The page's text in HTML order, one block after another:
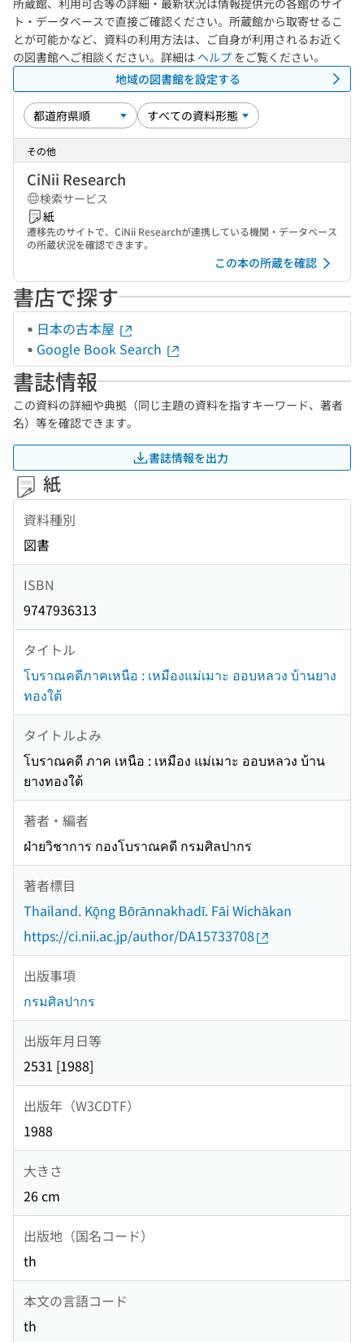
所蔵館、利用可否等の詳細・最新状況は情報提供元の各館のサイ
ト・データベースで直接ご確認ください。所蔵館から取寄せるこ
とが可能かなど、資料の利用方法は、ご自身が利用されるお近く
の図書館へご相談ください。詳細は ヘルプ をご覧ください。
地域の図書館を設定する
その他
CiNii Research
検索サービス
紙
遷移先のサイトで、CiNii Researchが連携している機関・データベース
の所蔵状況を確認できます。
この本の所蔵を確認
書店で探す
日本の古本屋
Google Book Search
書誌情報
この資料の詳細や典拠（同じ主題の資料を指すキーワード、著者
名）等を確認できます。
書誌情報を出力
紙
資料種別
図書
ISBN
9747936313
タイトル
โบราณคดีภาคเหนือ : เหมืองแม่เมาะ ออบหลวง บ้านยาง
ทองใต้
タイトルよみ
โบราณคดี ภาค เหนือ : เหมือง แม่เมาะ ออบหลวง บ้าน
ยางทองใต้
著者・編者
ฝ่ายวิชาการ กองโบราณคดี กรมศิลปากร
著者標目
Thailand. Kǭng Bōrānnakhadī. Fāi Wichākan
https://ci.nii.ac.jp/author/DA15733708
出版事項
กรมศิลปากร
出版年月日等
2531 [1988]
出版年（W3CDTF）
1988
大きさ
26 cm
出版地（国名コード）
th
本文の言語コード
th